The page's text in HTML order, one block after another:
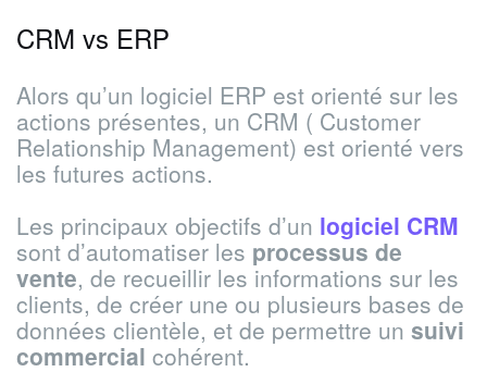
CRM vs ERP
Alors qu’un logiciel ERP est orienté sur les
actions présentes, un CRM ( Customer
Relationship Management) est orienté vers
les futures actions.
Les principaux objectifs d’un logiciel CRM
sont d’automatiser les processus de
vente, de recueillir les informations sur les
clients, de créer une ou plusieurs bases de
données clientèle, et de permettre un suivi
commercial cohérent.